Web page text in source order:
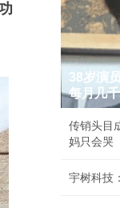
38岁演
每月几
传销头目
妈只会哭
宇树科技